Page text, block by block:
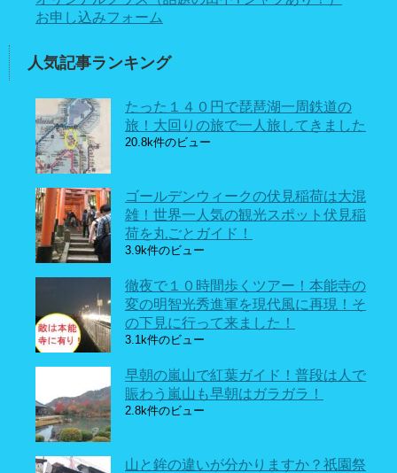
お申し込みフォーム
人気記事ランキング
たった１４０円で琵琶湖一周鉄道の
旅！大回りの旅で一人旅してきました
20.8k件のビュー
ゴールデンウィークの伏見稲荷は大混
雑！世界一人気の観光スポット伏見稲
荷を丸ごとガイド！
3.9k件のビュー
徹夜で１０時間歩くツアー！本能寺の
変の明智光秀進軍を現代風に再現！そ
の下見に行って来ました！
3.1k件のビュー
早朝の嵐山で紅葉ガイド！普段は人で
賑わう嵐山も早朝はガラガラ！
2.8k件のビュー
山と鉾の違いが分かりますか？祇園祭